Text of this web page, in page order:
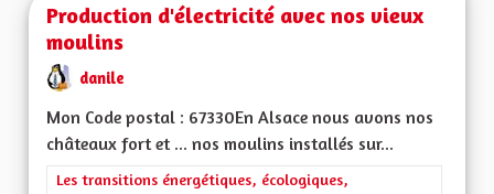
Production d'électricité avec nos vieux
moulins
danile
Mon Code postal : 67330En Alsace nous avons nos
châteaux fort et ... nos moulins installés sur...
Filtrer les résultats de la catégorie : Les transitions
Les transitions énergétiques, écologiques,